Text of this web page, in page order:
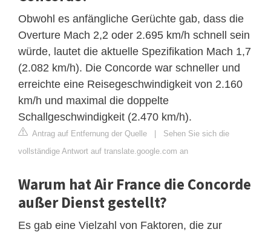
Obwohl es anfängliche Gerüchte gab, dass die
Overture Mach 2,2 oder 2.695 km/h schnell sein
würde, lautet die aktuelle Spezifikation Mach 1,7
(2.082 km/h). Die Concorde war schneller und
erreichte eine Reisegeschwindigkeit von 2.160
km/h und maximal die doppelte
Schallgeschwindigkeit (2.470 km/h).
Antrag auf Entfernung der Quelle | Sehen Sie sich die
vollständige Antwort auf translate.google.com an
Warum hat Air France die Concorde
außer Dienst gestellt?
Es gab eine Vielzahl von Faktoren, die zur